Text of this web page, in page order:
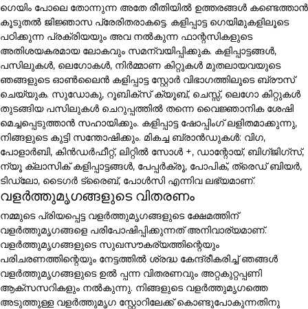
ഗെയിം പോലെ തോന്നുന്ന അതേ രീതിയിൽ ഉത്തരങ്ങൾ കണ്ടെത്താൻ
കൂടുതൽ ജിജ്ഞാസ പ്രേരിതരാകട്ടെ. കളിപ്പാട്ട ഗെയിമുകളിലൂടെ
പഠിക്കുന്ന പ്രക്രിയയും അവ നൽകുന്ന ഫാന്റസികളുടെ
അതിശയകരമായ ലോകവും സമന്വയിപ്പിക്കുക. കളിപ്പാട്ടങ്ങൾ,
പസിലുകൾ, ലെഗോകൾ, നിർമ്മാണ കിറ്റുകൾ മുതലായവയുടെ
ഞങ്ങളുടെ ഓൺലൈൻ കളിപ്പാട്ട സ്റ്റോർ വിഭാഗത്തിലൂടെ ബ്രൗസ്
ചെയ്യുക. സുഡോകു, റൂബിക്സ് ക്യൂബ്, ചെസ്സ്, ലെഗോ കിറ്റുകൾ
തുടങ്ങിയ പസിലുകൾ ചെറുപ്പത്തിൽ തന്നെ വൈജ്ഞാനിക ശേഷി
മെച്ചപ്പെടുത്താൻ സഹായിക്കും. കളിപ്പാട്ട ഷോപ്പിംഗ് ലളിതമാക്കുന്നു,
നിങ്ങളുടെ കുട്ടി സന്തോഷിക്കും. മികച്ച ബ്രാൻഡുകൾ: വിഗ,
പോളാർബി, കിൻഡർഫീറ്റ്, ലിറ്റിൽ സോൾ +, ഡാന്റോയ്, ബിഗ്ജിഗ്സ്,
ന്യൂ ക്ലാസിക് കളിപ്പാട്ടങ്ങൾ, പേപ്പർക്രൂ, പോപിക്, ത്രെഡ് ബിയർ,
ടിഡ്ലോ, ടൈഗർ ട്രൈബ്, പോൾസി എന്നിവ ലഭ്യമാണ്.
വളർത്തുമൃഗങ്ങളുടെ വിതരണം
നമ്മുടെ പ്രിയപ്പെട്ട വളർത്തുമൃഗങ്ങളുടെ ക്ഷേമത്തിന്
വളർത്തുമൃഗങ്ങളെ പരിപോഷിപ്പിക്കുന്നത് അനിവാര്യമാണ്.
വളർത്തുമൃഗങ്ങളുടെ സുഖസൗകര്യത്തിന്റെയും
പരിചരണത്തിന്റെയും നേട്ടത്തിൽ ശ്രദ്ധ കേന്ദ്രീകരിച്ച് ഞങ്ങൾ
വളർത്തുമൃഗങ്ങളുടെ ഉൽ പ്പന്ന വിതരണവും അറ്റകുറ്റപ്പണി
ആക്സസറികളും നൽകുന്നു. നിങ്ങളുടെ വളർത്തുമൃഗത്തെ
അടുത്തുള്ള വളർത്തുമൃഗ സ്റ്റോറിലേക്ക് കൊണ്ടുപോകുന്നതിനു